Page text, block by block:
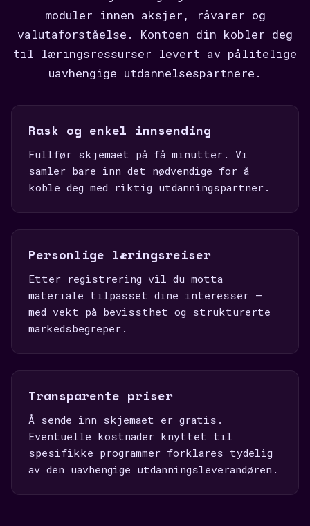
moduler innen aksjer, råvarer og
valutaforståelse. Kontoen din kobler deg
til læringsressurser levert av pålitelige
uavhengige utdannelsespartnere.
Rask og enkel innsending
Fullfør skjemaet på få minutter. Vi
samler bare inn det nødvendige for å
koble deg med riktig utdanningspartner.
Personlige læringsreiser
Etter registrering vil du motta
materiale tilpasset dine interesser —
med vekt på bevissthet og strukturerte
markedsbegreper.
Transparente priser
Å sende inn skjemaet er gratis.
Eventuelle kostnader knyttet til
spesifikke programmer forklares tydelig
av den uavhengige utdanningsleverandøren.